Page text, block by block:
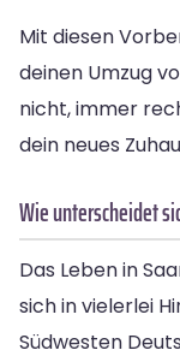
Mit diesen
deinen Umzug
nicht, immer
dein neues
Wie unterscheidet
Das Leben in
sich in vielerlei
Südwesten